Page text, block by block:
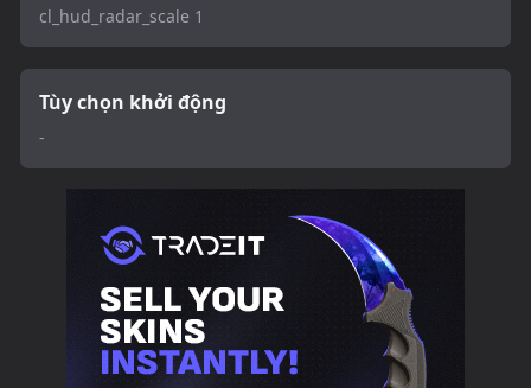
cl_hud_radar_scale 1
Tùy chọn khởi động
-